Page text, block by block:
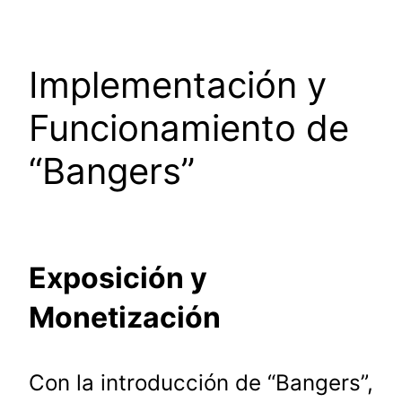
Implementación y
Funcionamiento de
“Bangers”
Exposición y
Monetización
Con la introducción de “Bangers”,